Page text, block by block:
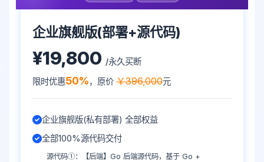
企业旗舰版(部署+源代码)
¥19,800 /永久买断
限时优惠50%，原价 ￥396,000元
企业旗舰版(私有部署) 全部权益
全部100%源代码交付
源代码①：【后端】Go 后端源代码，基于 Go +